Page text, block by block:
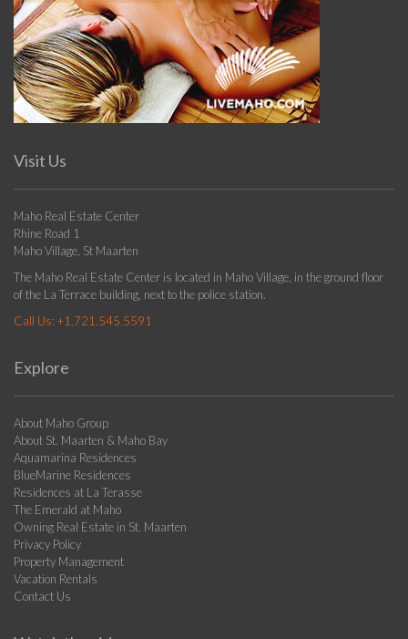
Visit Us
Maho Real Estate Center
Rhine Road 1
Maho Village, St Maarten
The Maho Real Estate Center is located in Maho Village, in the ground floor
of the La Terrace building, next to the police station.
Call Us: +1.721.545.5591
Explore
About Maho Group
About St. Maarten & Maho Bay
Aquamarina Residences
BlueMarine Residences
Residences at La Terasse
The Emerald at Maho
Owning Real Estate in St. Maarten
Privacy Policy
Property Management
Vacation Rentals
Contact Us